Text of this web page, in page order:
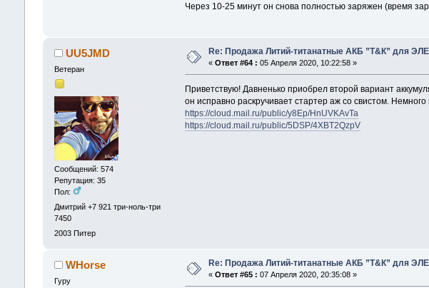
Через 10-25 минут он снова полностью заряжен (время
UU5JMD
Ветеран
Сообщений: 574
Репутация: 35
Пол:
Дмитрий +7 921 три-ноль-три
7450
2003 Питер
Re: Продажа Литий-титанатные АКБ ”Т&К” для
« Ответ #64 : 05 Апреля 2020, 10:22:58 »
Приветствую! Давненько приобрел второй вариант
он исправно раскручивает стартер аж со свистом.
https://cloud.mail.ru/public/y8Ep/HnUVKAvTa
https://cloud.mail.ru/public/5DSP/4XBT2QzpV
WHorse
Гуру
Re: Продажа Литий-титанатные АКБ ”Т&К” для
« Ответ #65 : 07 Апреля 2020, 20:35:08 »